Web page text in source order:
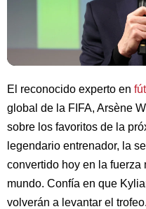
El reconocido experto en
global de la FIFA, Arsène
sobre los favoritos de la
legendario entrenador, la
convertido hoy en la fuerza
mundo. Confía en que
volverán a levantar el